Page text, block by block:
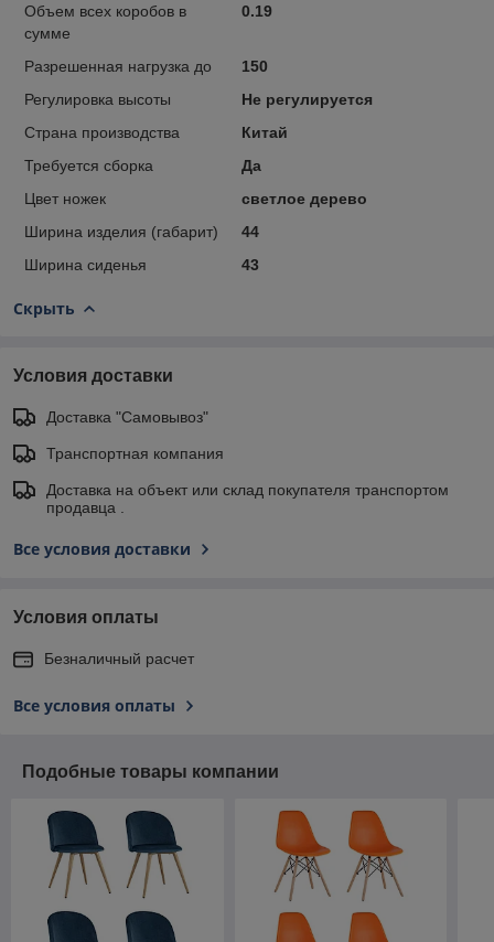
Объем всех коробов в
сумме
0.19
Разрешенная нагрузка до
150
Регулировка высоты
Не регулируется
Страна производства
Китай
Требуется сборка
Да
Цвет ножек
светлое дерево
Ширина изделия (габарит)
44
Ширина сиденья
43
Скрыть
Условия доставки
Доставка "Самовывоз"
Транспортная компания
Доставка на объект или склад покупателя транспортом
продавца .
Все условия доставки
Условия оплаты
Безналичный расчет
Все условия оплаты
Подобные товары компании